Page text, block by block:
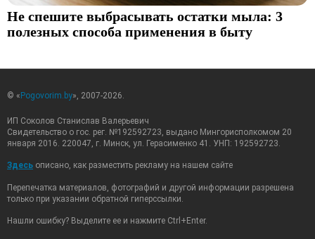
Не спешите выбрасывать остатки мыла: 3
полезных способа применения в быту
© « Pogovorim.by», 2007-2026.
ИП Соколов Станислав Валерьевич
Свидетельство о гос. рег. №192592723, выдано Мингорисполкомом 20
января 2016. 220047, г. Минск, ул. Герасименко 41. УНП: 192592723.
Здесь описано, как разместить рекламу на нашем сайте
Перепечатка материалов, фотографий и другой информации разрешена
только при указании обратной гиперссылки.
Нашли ошибку? Выделите ее и нажмите Ctrl+Enter.